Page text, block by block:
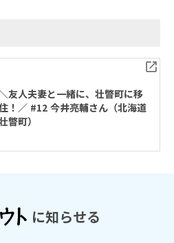
友人夫妻と一緒に、壮瞥町に移
／ #12 今井亮輔さん（北海道
瞥町）
に知らせる